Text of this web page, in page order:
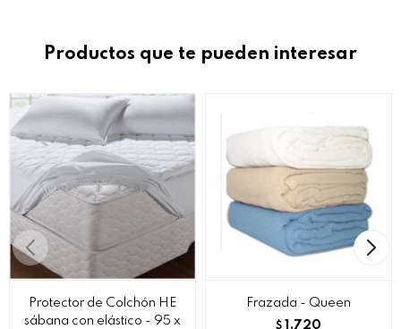
Productos que te pueden interesar
Protector de Colchón HE
sábana con elástico - 95 x
Frazada - Queen
$ 1.720